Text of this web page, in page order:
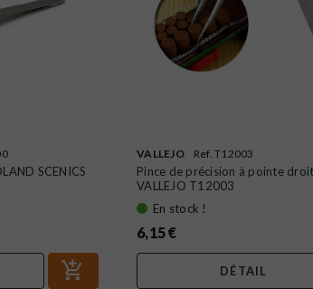
SCENICS
VALLEJO Ref. T12003
Pince de précision à pointe
VALLEJO T12003
En stock !
6,15 €
DÉTAIL